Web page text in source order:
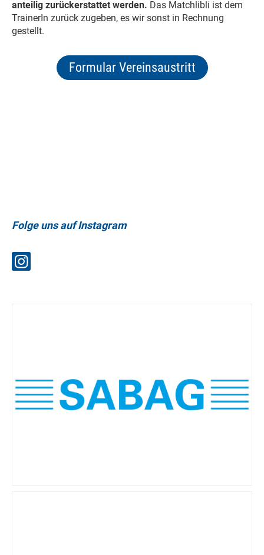
anteilig zurückerstattet werden. Das Matchlibli ist dem
TrainerIn zurück zugeben, es wir sonst in Rechnung
gestellt.
Formular Vereinsaustritt
Folge uns auf Instagram